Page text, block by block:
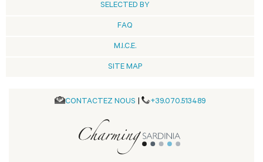
SELECTED BY
FAQ
M.I.C.E.
SITE MAP
CONTACTEZ NOUS | +39.070.513489